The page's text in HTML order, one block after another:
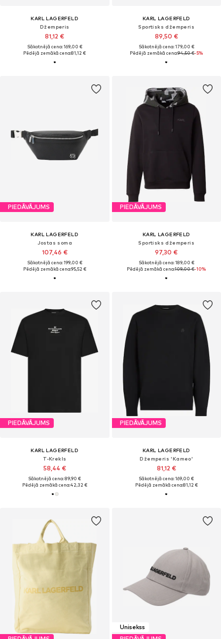
KARL LAGERFELD
Džemperis
81,12 €
Sākotnējā cena: 169,00 €
Pēdējā zemākā cena:81,12 €
KARL LAGERFELD
Sportisks džemperis
89,50 €
Sākotnējā cena: 179,00 €
Pēdējā zemākā cena:94,50 €-5%
PIEDĀVĀJUMS
KARL LAGERFELD
Jostas soma
107,46 €
Sākotnējā cena: 199,00 €
Pēdējā zemākā cena:95,52 €
PIEDĀVĀJUMS
KARL LAGERFELD
Sportisks džemperis
97,30 €
Sākotnējā cena: 189,00 €
Pēdējā zemākā cena:109,00 €-10%
PIEDĀVĀJUMS
KARL LAGERFELD
T-Krekls
58,44 €
Sākotnējā cena: 89,90 €
Pēdējā zemākā cena:42,32 €
PIEDĀVĀJUMS
KARL LAGERFELD
Džemperis 'Kameo'
81,12 €
Sākotnējā cena: 169,00 €
Pēdējā zemākā cena:81,12 €
Unisekss